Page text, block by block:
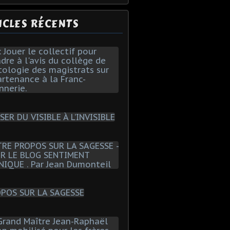
RÉCENTS